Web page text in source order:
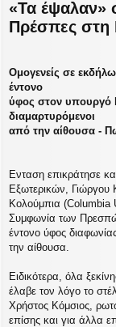
ο
σ
υ
«Τα έψαλαν»
Πρέσπες στη
Ομογενείς σε
έντονο
ύφος στον υπουργό
διαμαρτυρόμενοι
από την αίθουσα -
Ενταση επικράτησε
Εξωτερικών, Γιώργου
Κολούμπια (Columbia
Συμφωνία των
έντονο ύφος
την αίθουσα.
Ειδικότερα, όλα
έλαβε τον λόγο το
Χρήστος Κόμσιος,
επίσης και για άλλα